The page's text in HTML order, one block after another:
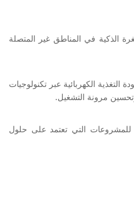
الذكية في المناطق غير المتصلة
الكهربائية عبر تكنولوجيات
مرونة التشغيل.
التي تعتمد على حلول